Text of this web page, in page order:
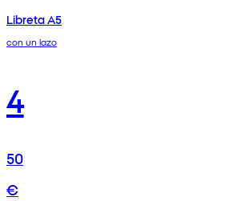
Libreta A5
con un lazo
4
50
€